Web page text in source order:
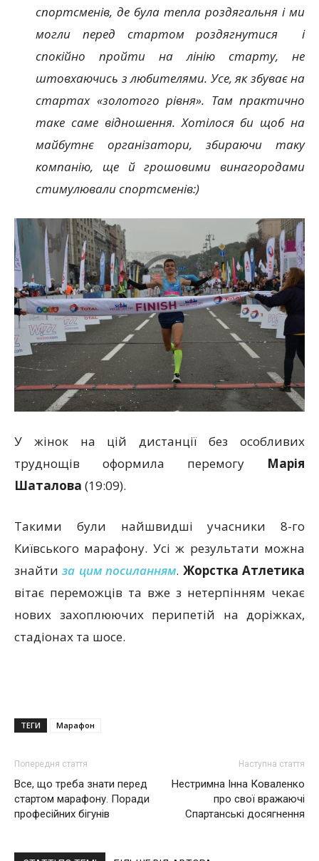
спортсменів, де була тепла роздягальня і ми
могли перед стартом роздягнутися і
спокійно пройти на лінію старту, не
штовхаючись з любителями. Усе, як збуває на
стартах «золотого рівня». Там практично
таке саме відношення. Хотілося би щоб на
майбутнє організатори, збираючи таку
компанію, ще й грошовими винагородами
стимулювали спортсменів:)
У жінок на цій дистанції без особливих
труднощів оформила перемогу Марія
Шаталова (19:09).
Такими були найшвидші учасники 8-го
Київського марафону. Усі ж результати можна
знайтиза цим посиланням. Жорстка Атлетика
вітає переможців та вже з нетерпінням чекає
нових захоплюючих перипетій на доріжках,
стадіонах та шосе.
ТЕГИ Марафон
Попередня стаття
Все, що треба знати перед
стартом марафону. Поради
професійних бігунів
Наступна стаття
Нестримна Інна Коваленко
про свої вражаючі
Спартанські досягнення